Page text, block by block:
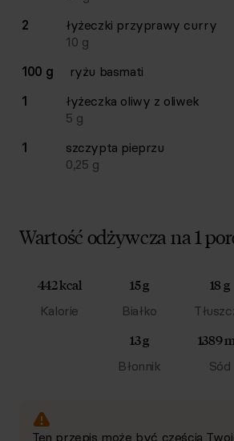
2
łyżeczki przyprawy curry
10 g
100 g
ryżu basmati
1
łyżeczka oliwy z oliwek
5 g
1
szczypta pieprzu
0,25 g
Wartość odżywcza na 1
442 kcal
Kalorie
15 g
Białko
18 g
13 g
Błonnik
1389
Sód
Ten przepis może być częścią